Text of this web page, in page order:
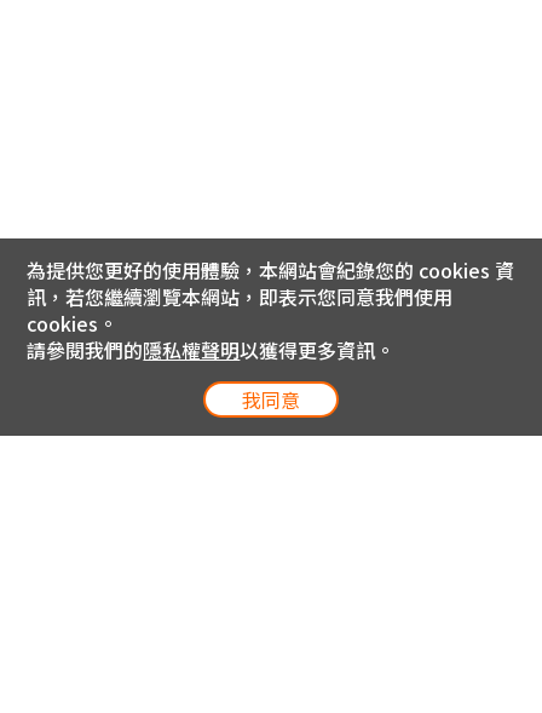
為提供您更好的使用體驗，本網站會紀錄您的 cookies 資
訊，若您繼續瀏覽本網站，即表示您同意我們使用
cookies。
請參閱我們的隱私權聲明以獲得更多資訊。
我同意